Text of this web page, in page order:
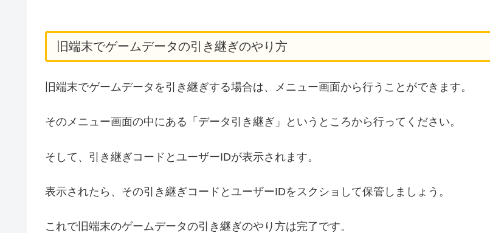
旧端末でゲームデータの引き継ぎのやり方
旧端末でゲームデータを引き継ぎする場合は、メニュー画面から行うことができます。
そのメニュー画面の中にある「データ引き継ぎ」というところから行ってください。
そして、引き継ぎコードとユーザーIDが表示されます。
表示されたら、その引き継ぎコードとユーザーIDをスクショして保管しましょう。
これで旧端末のゲームデータの引き継ぎのやり方は完了です。